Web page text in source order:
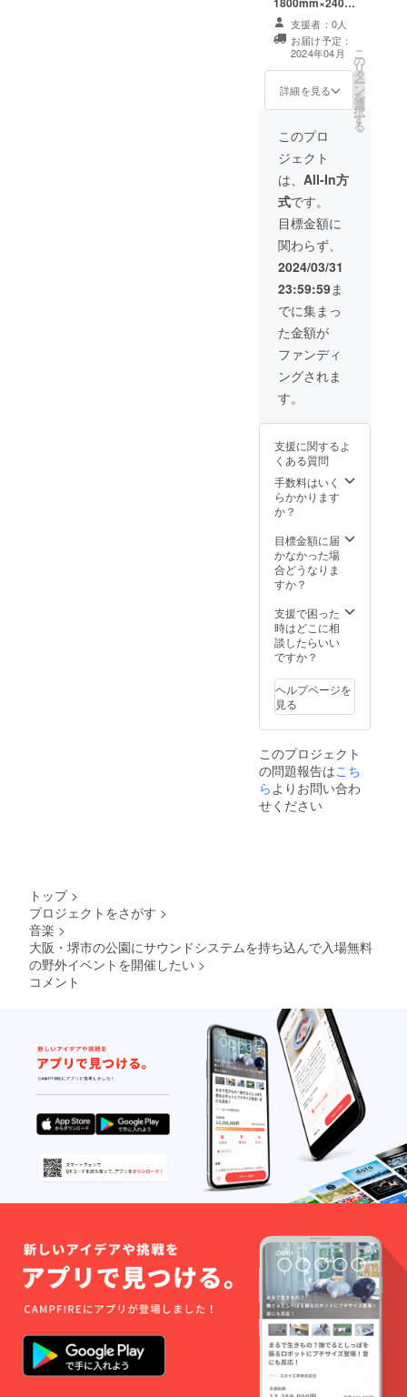
ルにてご連絡し
ます。
mm）掲示いた
します。 前方エ
リア入場権付
（50名分） バ
ナーデザインは
ご提出いただき
ます。 ロゴのみ
み提出いただけ
・バナーデザイ
ンの提出につい
ては、後日メー
ルにてご連絡し
ます。
支援者：0人
お届け予定：
2024年04月
詳細を見る
こ
の
リ
タ
ー
ン
を
選
択
す
る
このプロ
ジェクト
は、 All-In方
式です。
目標金額に
関わらず、
2024/03/31
23:59:59ま
でに集まっ
た金額が
ファンディ
ングされま
す。
支援に関するよ
くある質問
手数料はいく
らかかります
か？
目標金額に届
かなかった場
合どうなりま
すか？
支援で困った
時はどこに相
談したらいい
ですか？
ヘルプページを
見る
このプロジェクト
の問題報告はこち
らよりお問い合わ
せください
トップ >
プロジェクトをさがす >
音楽 >
大阪・堺市の公園にサウンドシステムを持ち込んで入場無料
の野外イベントを開催したい >
コメント